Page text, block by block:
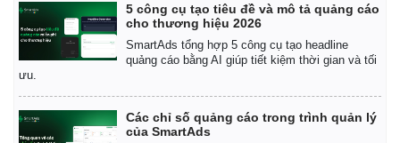
5 công cụ tạo tiêu đề và mô tả quảng cáo
cho thương hiệu 2026
SmartAds tổng hợp 5 công cụ tạo headline
quảng cáo bằng AI giúp tiết kiệm thời gian và tối
ưu.
Các chỉ số quảng cáo trong trình quản lý
của SmartAds